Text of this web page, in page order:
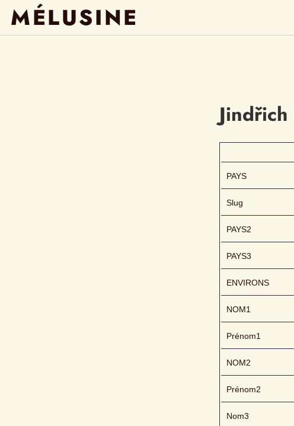
MÉLUSINE
Jindřich
PAYS
Slug
PAYS2
PAYS3
ENVIRONS
NOM1
Prénom1
NOM2
Prénom2
Nom3